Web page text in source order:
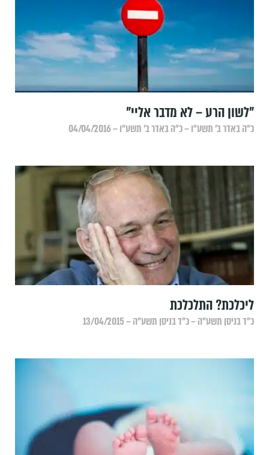
"לשון הרע – לא מדבר אליי"
כ״ה באדר ב׳ תשע״ו – כ״ה באדר ב׳ תשע״ו – 04/04/2016
ליכלכת? התלכלכת
כ״ד בניסן תשע״ה – כ״ד בניסן תשע״ה – 13/04/2015